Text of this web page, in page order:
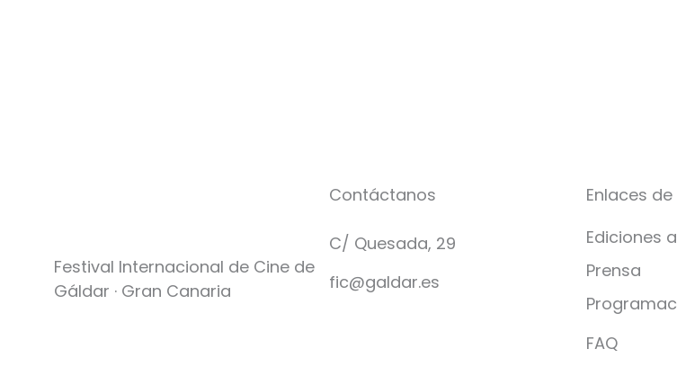
Festival Internacional de Cine de
Gáldar · Gran Canaria
Contáctanos
C/ Quesada, 29
fic@galdar.es
Enlaces
Ediciones
Prensa
FAQ